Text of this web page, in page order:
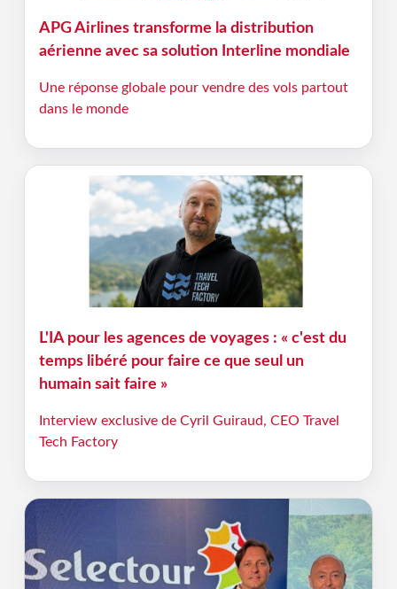
APG Airlines transforme la distribution
aérienne avec sa solution Interline mondiale
Une réponse globale pour vendre des vols partout
dans le monde
L'IA pour les agences de voyages : « c'est du
temps libéré pour faire ce que seul un
humain sait faire »
Interview exclusive de Cyril Guiraud, CEO Travel
Tech Factory